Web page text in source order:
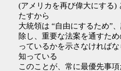
(アメリカを再び偉大にする)
たすから
大統領は “自由にするため”、
除し、重要な法案を通すため
っているかを示さなければ
知っている
このことが、常に最優先事項